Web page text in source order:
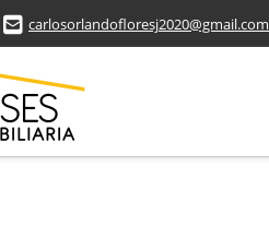
carlosorlandofloresj2020@gmail.com